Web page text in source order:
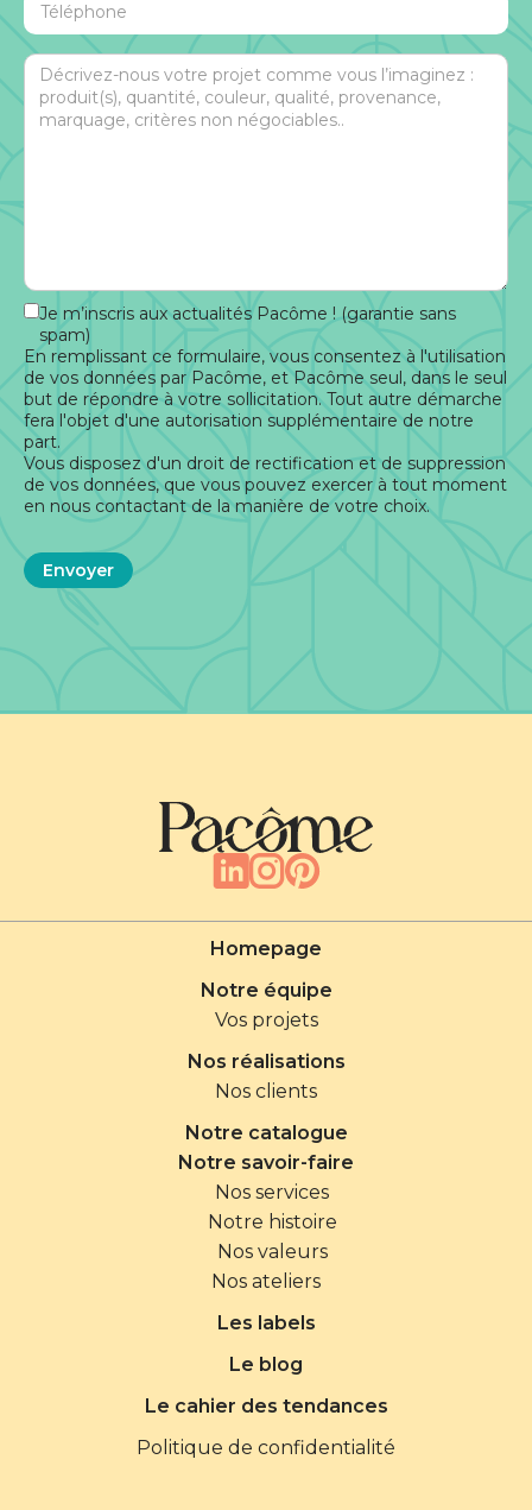
Je m’inscris aux actualités Pacôme ! (garantie sans
spam)
En remplissant ce formulaire, vous consentez à l'utilisation
de vos données par Pacôme, et Pacôme seul, dans le seul
but de répondre à votre sollicitation. Tout autre démarche
fera l'objet d'une autorisation supplémentaire de notre
part.
Vous disposez d'un droit de rectification et de suppression
de vos données, que vous pouvez exercer à tout moment
en nous contactant de la manière de votre choix.
Homepage
Notre équipe
Vos projets
Nos réalisations
Nos clients
Notre catalogue
Notre savoir-faire
Nos services
Notre histoire
Nos valeurs
Nos ateliers
Les labels
Le blog
Le cahier des tendances
Politique de confidentialité